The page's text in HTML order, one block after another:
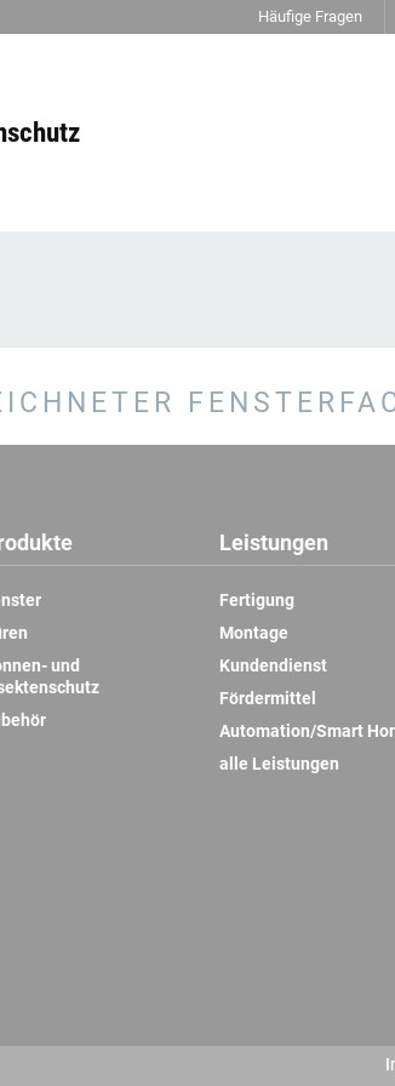
Häufige Fragen
und
Leistungen
Fertigung
Montage
Kundendienst
Fördermittel
Automation/Smart
alle Leistungen